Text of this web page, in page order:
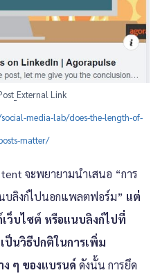
Link
media-lab/does-the-length-of-
matter/
จะพยายามนำเสนอ “การ
บลิงก์ไปนอกแพลตฟอร์ม” แต่
ว็บไซต์ หรือแนบลิงก์ไปที่
ป็นวิธีปกติในการเพิ่ม
ๆ ของแบรนด์ ดังนั้น การยึด